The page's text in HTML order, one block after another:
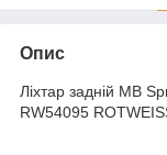
Опис
Ліхтар задній MB
RW54095